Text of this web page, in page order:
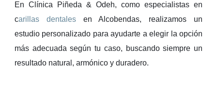
En Clínica Piñeda & Odeh, como especialistas en
carillas dentalesen Alcobendas, realizamos un
estudio personalizado para ayudarte a elegir la opción
más adecuada según tu caso, buscando siempre un
resultado natural, armónico y duradero.